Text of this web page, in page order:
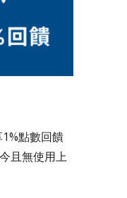
點數回饋
且無使用上